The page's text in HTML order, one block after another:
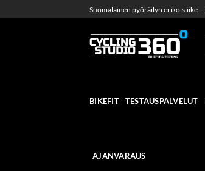
to
Suomalainen pyöräilyn erikoisliike
BIKEFIT TESTAUSPALVELUT
AJANVARAUS